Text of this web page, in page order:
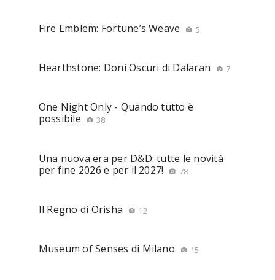
Fire Emblem: Fortune’s Weave 5
Hearthstone: Doni Oscuri di Dalaran 7
One Night Only - Quando tutto è
possibile
38
Una nuova era per D&D: tutte le novità
per fine 2026 e per il 2027!
78
Il Regno di Orisha 12
Museum of Senses di Milano 15